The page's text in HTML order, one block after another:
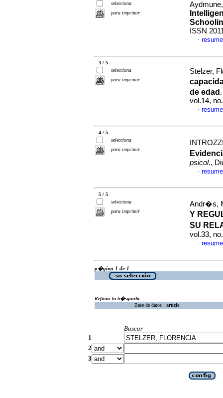
selecciona
para imprimir
ISSN
·
3 / 5
selecciona
para imprimir
Stelzer,
de edad
vol.14,
·
4 / 5
selecciona
para imprimir
psicol.,
·
5 / 5
selecciona
para imprimir
Andr�s,
Y
SU
vol.33,
·
p�gina 1 de 1
Refinar la b�squeda
Base de datos : article
Buscar
1
2
3